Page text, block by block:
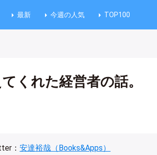
最新 今週の人気 TOP100
くれた経営者の話。
： 安達裕哉（Books&Apps）